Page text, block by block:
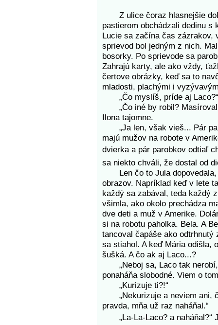
Z ulice čoraz hlasnejšie
pastierom obchádzali dedinu
Lucie sa začína čas zázrakov,
sprievod bol jedným z nich.
bosorky. Po sprievode sa
Zahrajú karty, ale ako vždy,
čertove obrázky, keď sa to
mladosti, plachými i
„Čo myslíš, príde aj Laco?“
„Čo iné by robil? Masíroval
Ilona tajomne.
„Ja len, však vieš... Pár
majú mužov na robote v
dvierka a pár parobkov odtiaľ
sa niekto chváli, že dostal od
Len čo to Jula dopovedala,
obrazov. Napríklad keď v lete
každý sa zabával, teda každý
všimla, ako okolo prechádza
dve deti a muž v Amerike.
si na robotu paholka. Bela. A
tancoval čapáše ako
sa stiahol. A keď Mária odišla,
šušká. A čo ak aj Laco...?
„Neboj sa, Laco tak
ponaháňa slobodné. Viem o
„Kurizuje ti?!“
„Nekurizuje a neviem ani,
pravda, mňa už raz naháňal.“
„La-La-Laco? a naháňal?“